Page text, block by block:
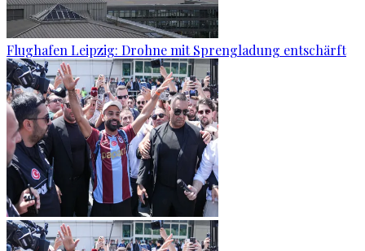
Flughafen Leipzig: Drohne mit Sprengladung entschärft